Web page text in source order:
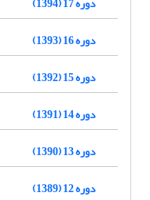
دوره 16 (1393)
دوره 15 (1392)
دوره 14 (1391)
دوره 13 (1390)
دوره 12 (1389)